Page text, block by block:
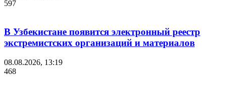
597
В Узбекистане появится электронный реестр
экстремистских организаций и материалов
08.08.2026, 13:19
468